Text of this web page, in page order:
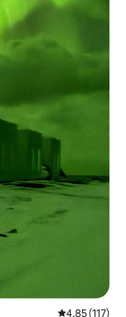
Évaluation
4,85 (117)